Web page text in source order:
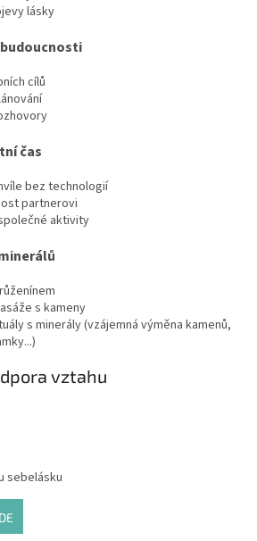
lásky
cílů
čas
bez technologií
partnerovi
aktivity
s kameny
s minerály (vzájemná výměna kamenů,
vztahu
sebelásku